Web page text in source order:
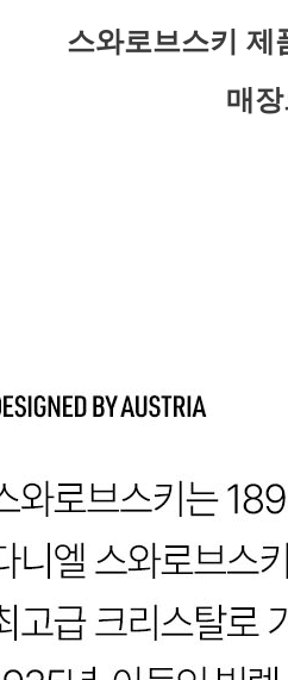
스와로브스키 제
매